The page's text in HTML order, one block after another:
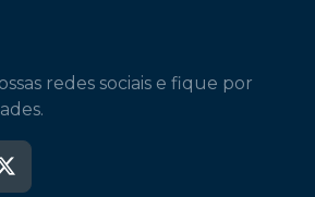
redes sociais e fique por